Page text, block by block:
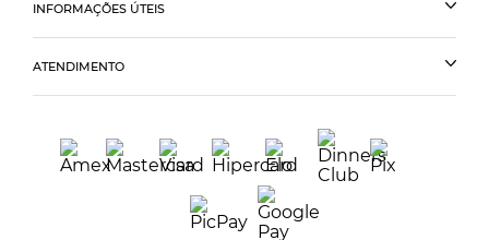
INFORMAÇÕES ÚTEIS
ATENDIMENTO